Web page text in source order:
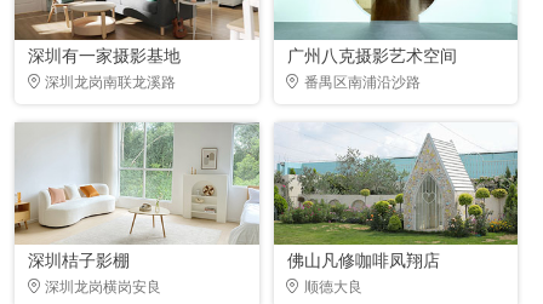
深圳有一家摄影基地
深圳龙岗南联龙溪路
广州八克摄影艺术空间
番禺区南浦沿沙路
深圳桔子影棚
深圳龙岗横岗安良
佛山凡修咖啡凤翔店
顺德大良